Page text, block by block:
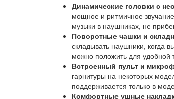
Динамические головки с
мощное и ритмичное
музыки в наушниках, не
Поворотные чашки и
складывать наушники, когда
можно положить для удобной
Встроенный пульт и
гарнитуры на некоторых
поддерживается только в
Комфортные ушные